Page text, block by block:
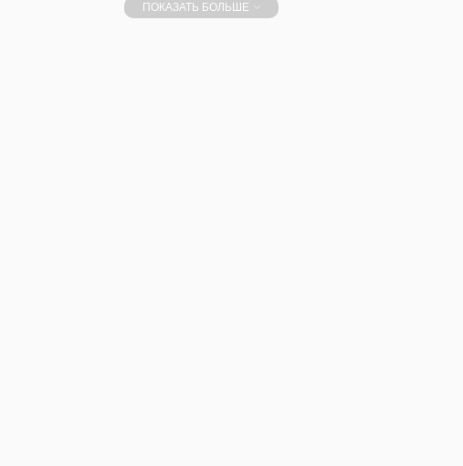
ПОКАЗАТЬ БОЛЬШЕ